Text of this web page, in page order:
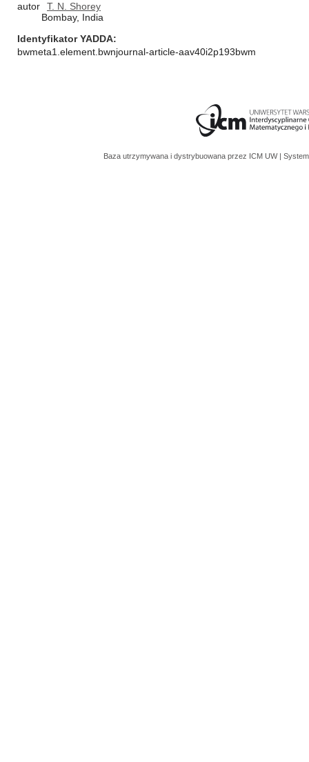
autor
T. N. Shorey
Bombay, India
Identyfikator YADDA
bwmeta1.element.bwnjournal-article-aav40i2p193bwm
Baza utrzymywana i dystrybuowana przez ICM UW |